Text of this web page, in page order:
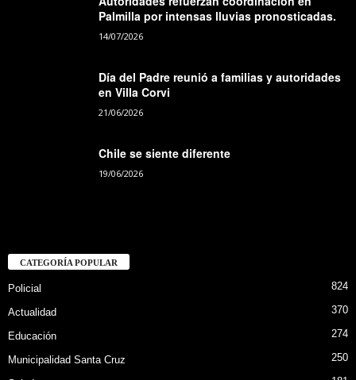
Palmilla por intensas lluvias pronosticadas.
14/07/2026
Día del Padre reunió a familias y autoridades
en Villa Corvi
21/06/2026
Chile se siente diferente
19/06/2026
CATEGORÍA POPULAR
Policial 824
Actualidad 370
Educación 274
Municipalidad Santa Cruz 250